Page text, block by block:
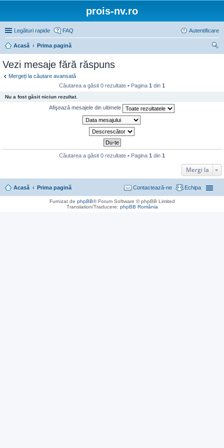
prois-nv.ro
Legături rapide FAQ Autentificare
Acasă
Prima pagină
Vezi mesaje fără răspuns
Mergeți la căutare avansată
Căutarea a găsit 0 rezultate • Pagina 1 din 1
Nu a fost găsit niciun rezultat.
Afişează mesajele din ultimele
Căutarea a găsit 0 rezultate • Pagina 1 din 1
Mergi la
Acasă Prima pagină Echipa
Contactează-ne
Furnizat de phpBB® Forum Software © phpBB Limited
Translation/Traducere: phpBB România